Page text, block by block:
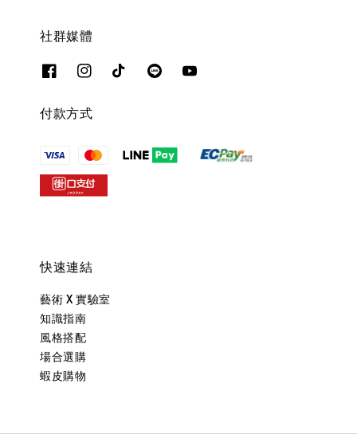
社群媒體
付款方式
快速連結
藝術 X 實驗室
知識指南
風格搭配
場合選購
蝦皮購物